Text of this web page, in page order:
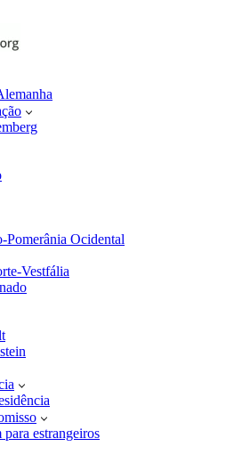
Pomerânia Ocidental
Vestfália
estrangeiros